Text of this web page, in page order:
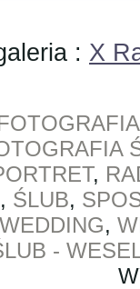
: X
,
, ŚLUB,
WEDDING,
-